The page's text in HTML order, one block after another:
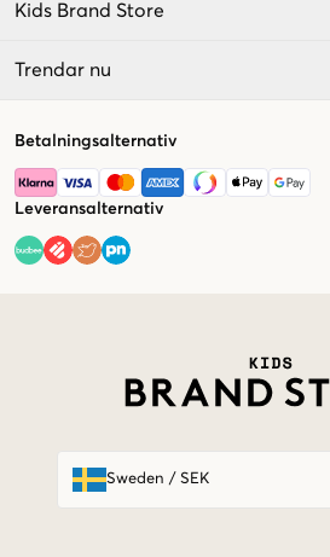
Kids Brand Store
Trendar nu
Betalningsalternativ
Leveransalternativ
Sweden / SEK